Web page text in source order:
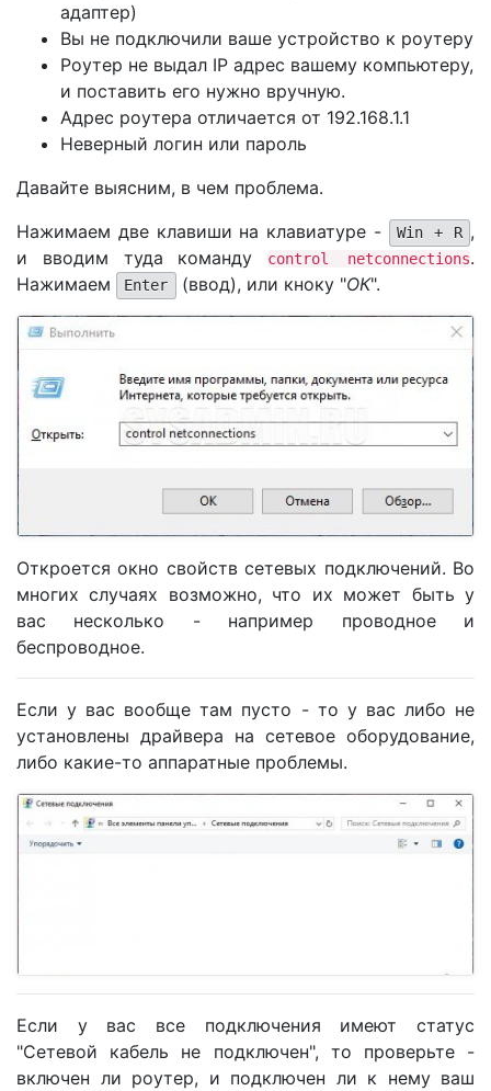
адаптер)
Вы не подключили ваше устройство к роутеру
Роутер не выдал IP адрес вашему компьютеру,
и поставить его нужно вручную.
Адрес роутера отличается от 192.168.1.1
Неверный логин или пароль
Давайте выясним, в чем проблема.
Нажимаем две клавиши на клавиатуре -
Win + R ,
и вводим туда команду
control netconnections.
Нажимаем
Enter (ввод), или кноку "ОК".
Откроется окно свойств сетевых подключений. Во
многих случаях возможно, что их может быть у
вас несколько - например проводное и
беспроводное.
Если у вас вообще там пусто - то у вас либо не
установлены драйвера на сетевое оборудование,
либо какие-то аппаратные проблемы.
Если у вас все подключения имеют статус
"Сетевой кабель не подключен", то проверьте -
включен ли роутер, и подключен ли к нему ваш